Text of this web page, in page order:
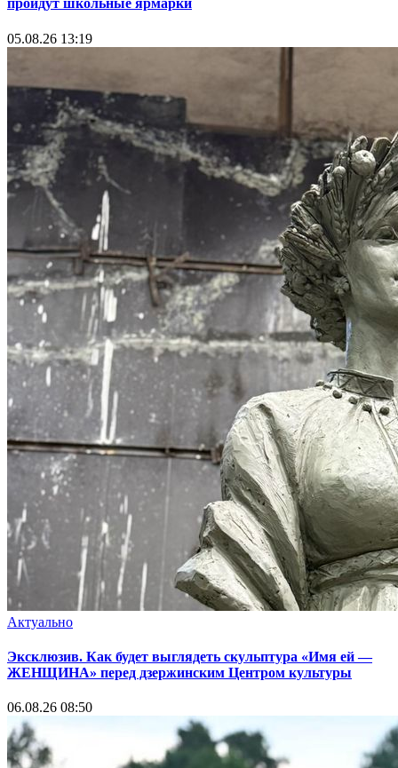
пройдут школьные ярмарки
05.08.26 13:19
Актуально
Эксклюзив. Как будет выглядеть скульптура «Имя ей —
ЖЕНЩИНА» перед дзержинским Центром культуры
06.08.26 08:50